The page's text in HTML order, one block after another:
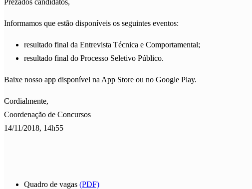
Informamos que estão disponíveis os seguintes eventos:
resultado final da Entrevista Técnica e Comportamental;
resultado final do Processo Seletivo Público.
Baixe nosso app disponível na App Store ou no Google Play.
Cordialmente,
Coordenação de Concursos
14/11/2018, 14h55
Quadro de vagas (PDF)